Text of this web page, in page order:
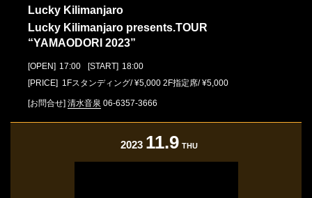
Lucky Kilimanjaro
Lucky Kilimanjaro presents.TOUR
“YAMAODORI 2023”
[OPEN] 17:00 [START] 18:00
[PRICE] 1Fスタンディング/ ¥5,000 2F指定席/ ¥5,000
[お問合せ] 清水音泉 06-6357-3666
2023 11.9 THU